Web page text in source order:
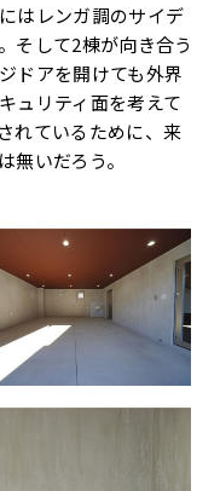
はレンガ調のサイデ
そして2棟が向き合う
ドアを開けても外界
ュリティ面を考えて
れているために、来
いだろう。